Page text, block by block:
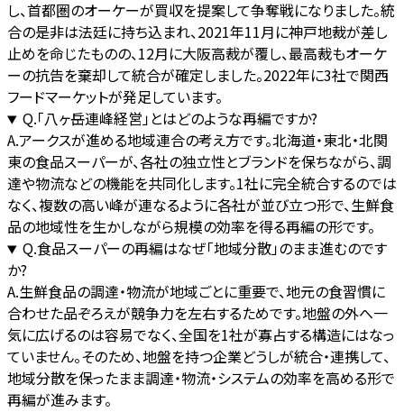
し、首都圏のオーケーが買収を提案して争奪戦になりました。統
合の是非は法廷に持ち込まれ、2021年11月に神戸地裁が差し
止めを命じたものの、12月に大阪高裁が覆し、最高裁もオーケ
ーの抗告を棄却して統合が確定しました。2022年に3社で関西
フードマーケットが発足しています。
Q.「八ヶ岳連峰経営」とはどのような再編ですか?
A.アークスが進める地域連合の考え方です。北海道・東北・北関
東の食品スーパーが、各社の独立性とブランドを保ちながら、調
達や物流などの機能を共同化します。1社に完全統合するのでは
なく、複数の高い峰が連なるように各社が並び立つ形で、生鮮食
品の地域性を生かしながら規模の効率を得る再編の形です。
Q.食品スーパーの再編はなぜ「地域分散」のまま進むのです
か?
A.生鮮食品の調達・物流が地域ごとに重要で、地元の食習慣に
合わせた品ぞろえが競争力を左右するためです。地盤の外へ一
気に広げるのは容易でなく、全国を1社が寡占する構造にはなっ
ていません。そのため、地盤を持つ企業どうしが統合・連携して、
地域分散を保ったまま調達・物流・システムの効率を高める形で
再編が進みます。